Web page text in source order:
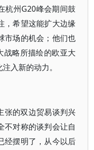
杭州G20峰会期间鼓
，希望这能扩大边缘
市场的机会；他们也
战略所描绘的欧亚大
入新的动力。
张的双边贸易谈判兴
不对称的谈判会让自
经摆明了，从今以后